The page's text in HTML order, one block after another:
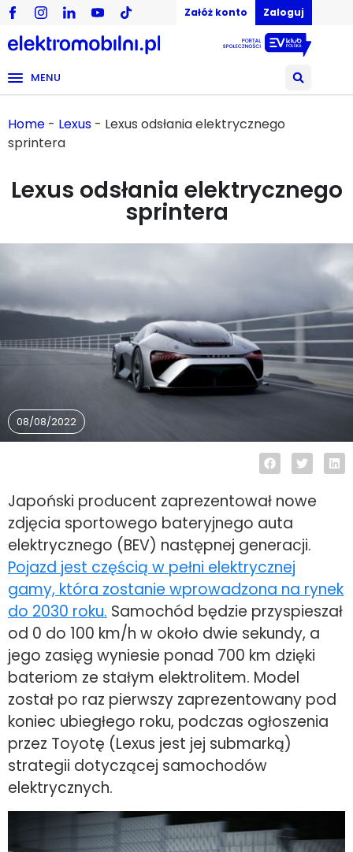
Załóż konto Zaloguj
MENU
Home - Lexus - Lexus odsłania elektrycznego
sprintera
Lexus odsłania elektrycznego
sprintera
08/08/2022
Japoński producent zaprezentował nowe
zdjęcia sportowego bateryjnego auta
elektrycznego (BEV) następnej generacji.
Pojazd jest częścią w pełni elektrycznej
gamy, która zostanie wprowadzona na rynek
do 2030 roku. Samochód będzie przyspieszał
od 0 do 100 km/h w około dwie sekundy, a
jego zasięg wyniesie ponad 700 km dzięki
bateriom ze stałym elektrolitem. Model
został po raz pierwszy zaprezentowany pod
koniec ubiegłego roku, podczas ogłoszenia
przez Toyotę (Lexus jest jej submarką)
strategii dotyczącej samochodów
elektrycznych.